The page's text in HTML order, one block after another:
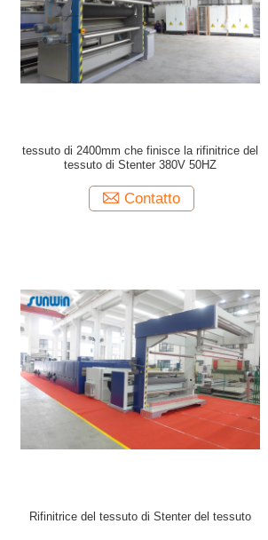
tessuto di 2400mm che finisce la rifinitrice del
tessuto di Stenter 380V 50HZ
Contatto
Rifinitrice del tessuto di Stenter del tessuto